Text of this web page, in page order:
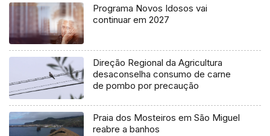
Programa Novos Idosos vai
continuar em 2027
Direção Regional da Agricultura
desaconselha consumo de carne
de pombo por precaução
Praia dos Mosteiros em São Miguel
reabre a banhos